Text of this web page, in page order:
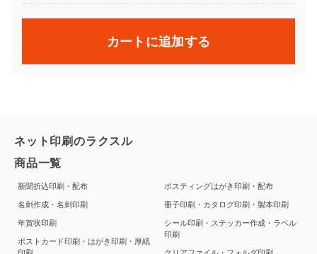
カートに追加する
ネット印刷のラクスル
商品一覧
新聞折込印刷・配布
名刺作成・名刺印刷
年賀状印刷
ポストカード印刷・はがき印刷・厚紙
ポスティングはがき印刷・配布
冊子印刷・カタログ印刷・製本印刷
シール印刷・ステッカー作成・ラベル
印刷